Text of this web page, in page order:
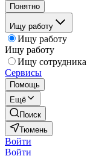
Понятно
Ищу работу
Ищу работу
Ищу работу
Ищу сотрудника
Сервисы
Помощь
Ещё
Поиск
Тюмень
Войти
Войти